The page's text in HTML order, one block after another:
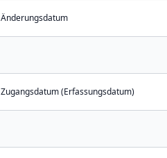
Änderungsdatum
Zugangsdatum (Erfassungsdatum)